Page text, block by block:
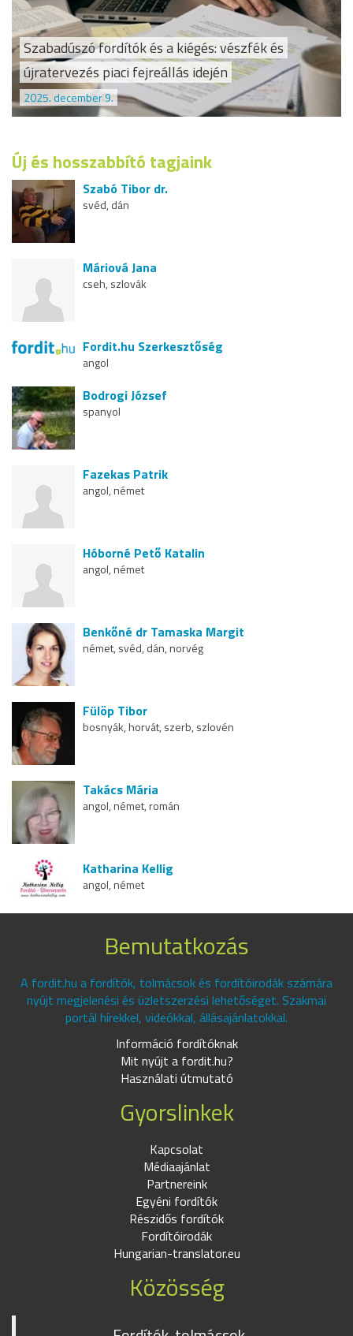
Szabadúszó fordítók és a kiégés: vészfék és
újratervezés piaci fejreállás idején
2025. december 9.
Új és hosszabbító tagjaink
Szabó Tibor dr.
svéd, dán
Máriová Jana
cseh, szlovák
Fordit.hu Szerkesztőség
angol
Bodrogi József
spanyol
Fazekas Patrik
angol, német
Hóborné Pető Katalin
angol, német
Benkőné dr Tamaska Margit
német, svéd, dán, norvég
Fülöp Tibor
bosnyák, horvát, szerb, szlovén
Takács Mária
angol, német, román
Katharina Kellig
angol, német
Bemutatkozás
A fordit.hu a fordítók, tolmácsok és fordítóirodák számára
nyújt megjelenési és üzletszerzési lehetőséget. Szakmai
portál hírekkel, videókkal, állásajánlatokkal.
Információ fordítóknak
Mit nyújt a fordit.hu?
Használati útmutató
Gyorslinkek
Kapcsolat
Médiaajánlat
Partnereink
Egyéni fordítók
Részidős fordítók
Fordítóirodák
Hungarian-translator.eu
Közösség